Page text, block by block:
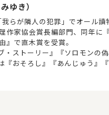
ゆき）
らが隣人の犯罪」でオール讀
作家協会賞長編部門、同年
』で直木賞を受賞。
・ストーリー』『ソロモンの
『おそろし』『あんじゅう』